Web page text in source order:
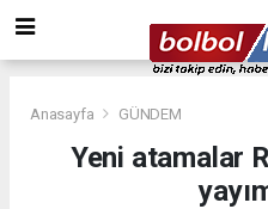
Anasayfa GÜNDEM
Yeni atamalar